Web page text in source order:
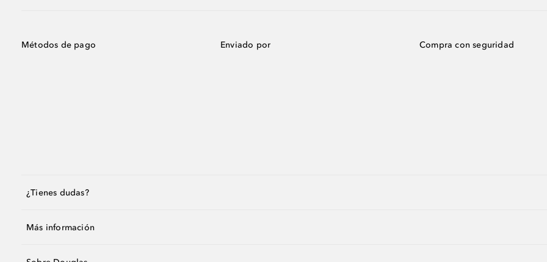
Métodos de pago Enviado por Compra con seguridad
¿Tienes dudas?
Más información